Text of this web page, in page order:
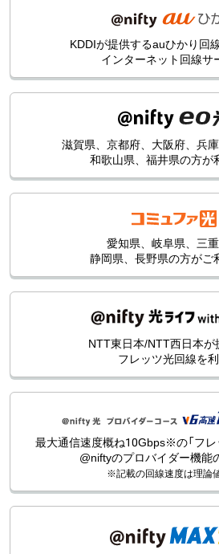
KDDIが提供するauひかり回
インターネット回線サ
滋賀県、京都府、大阪府、兵庫
和歌山県、福井県の方が
愛知県、岐阜県、三重
静岡県、長野県の方がご
NTT東日本/NTT西日本が
フレッツ光回線を
最大通信速度概ね10Gbps※の「フレ
@niftyのプロバイダー機能
※記載の回線速度は理論